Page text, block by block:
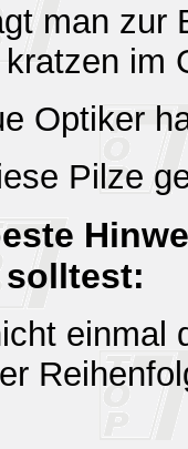
man zur
im
Optiker
Pilze
einmal